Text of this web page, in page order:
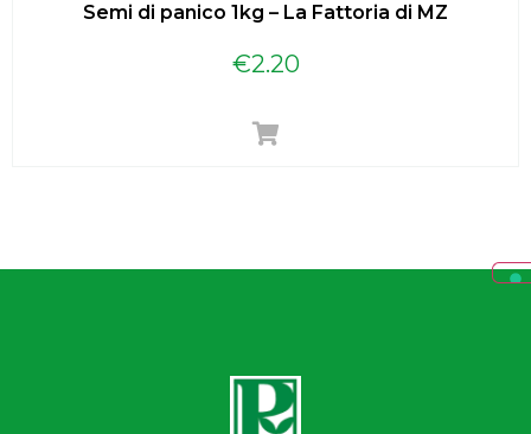
Semi di panico 1kg – La Fattoria di MZ
€2.20